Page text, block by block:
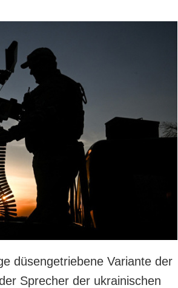
düsengetriebene Variante der
Sprecher der ukrainischen